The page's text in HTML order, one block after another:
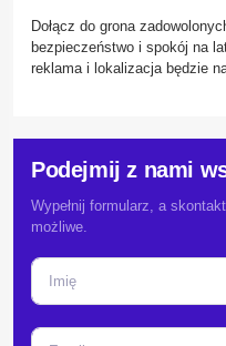
Dołącz do grona
bezpieczeństwo i spokój na
reklama i lokalizacja będzie
Podejmij z nami
Wypełnij formularz, a
możliwe.